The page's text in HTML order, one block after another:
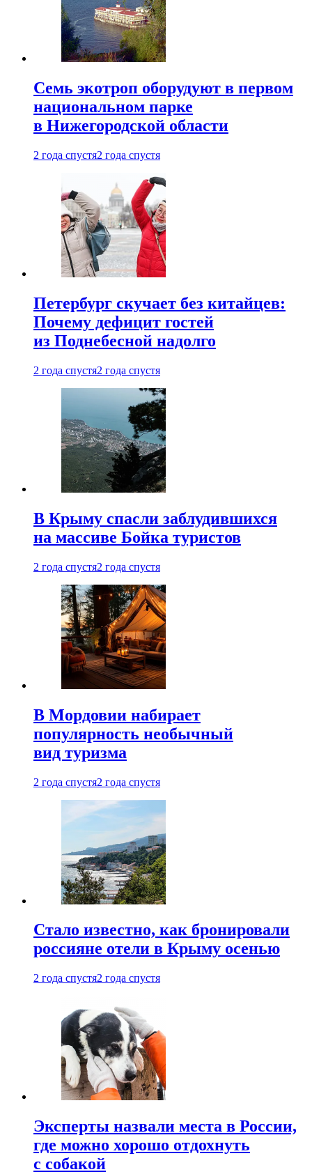
Семь экотроп оборудуют в первом
национальном парке
в Нижегородской области
2 года спустя2 года спустя
Петербург скучает без китайцев:
Почему дефицит гостей
из Поднебесной надолго
2 года спустя2 года спустя
В Крыму спасли заблудившихся
на массиве Бойка туристов
2 года спустя2 года спустя
В Мордовии набирает
популярность необычный
вид туризма
2 года спустя2 года спустя
Стало известно, как бронировали
россияне отели в Крыму осенью
2 года спустя2 года спустя
Эксперты назвали места в России,
где можно хорошо отдохнуть
с собакой